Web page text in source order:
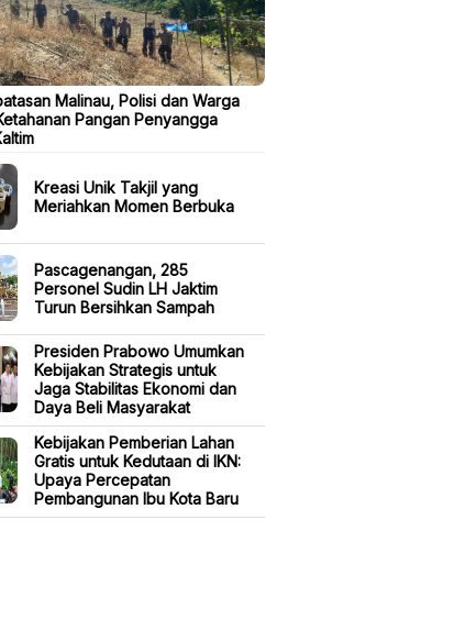
Malinau, Polisi dan Warga
Pangan Penyangga
Kreasi Unik Takjil yang
Meriahkan Momen Berbuka
Pascagenangan, 285
Personel Sudin LH Jaktim
Turun Bersihkan Sampah
Presiden Prabowo Umumkan
Kebijakan Strategis untuk
Jaga Stabilitas Ekonomi dan
Daya Beli Masyarakat
Kebijakan Pemberian Lahan
Gratis untuk Kedutaan di IKN:
Upaya Percepatan
Pembangunan Ibu Kota Baru